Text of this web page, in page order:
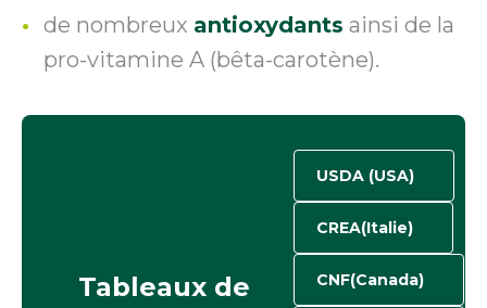
de nombreux antioxydants ainsi de la
pro-vitamine A (bêta-carotène).
Tableaux de
USDA (USA)
CREA(Italie)
CNF(Canada)